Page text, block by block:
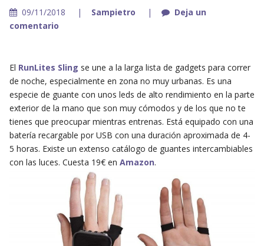
09/11/2018 Sampietro
Deja un
comentario
El RunLites Sling se une a la larga lista de gadgets para correr
de noche, especialmente en zona no muy urbanas. Es una
especie de guante con unos leds de alto rendimiento en la parte
exterior de la mano que son muy cómodos y de los que no te
tienes que preocupar mientras entrenas. Está equipado con una
batería recargable por USB con una duración aproximada de 4-
5 horas. Existe un extenso catálogo de guantes intercambiables
con las luces. Cuesta 19€ en Amazon.